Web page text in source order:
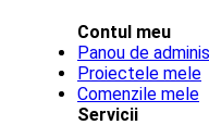
Contul meu
Panou de
Proiectele mele
Comenzile mele
Servicii